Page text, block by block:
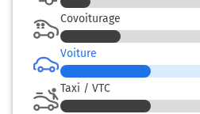
Covoiturage
Voiture
Taxi / VTC